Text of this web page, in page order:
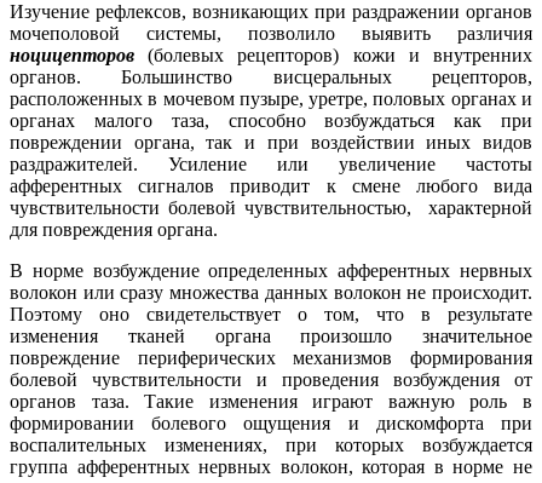
Изучение рефлексов, возникающих при раздражении органов
мочеполовой системы, позволило выявить различия
ноцицепторов (болевых рецепторов) кожи и внутренних
органов. Большинство висцеральных рецепторов,
расположенных в мочевом пузыре, уретре, половых органах и
органах малого таза, способно возбуждаться как при
повреждении органа, так и при воздействии иных видов
раздражителей. Усиление или увеличение частоты
афферентных сигналов приводит к смене любого вида
чувствительности болевой чувствительностью, характерной
для повреждения органа.
В норме возбуждение определенных афферентных нервных
волокон или сразу множества данных волокон не происходит.
Поэтому оно свидетельствует о том, что в результате
изменения тканей органа произошло значительное
повреждение периферических механизмов формирования
болевой чувствительности и проведения возбуждения от
органов таза. Такие изменения играют важную роль в
формировании болевого ощущения и дискомфорта при
воспалительных изменениях, при которых возбуждается
группа афферентных нервных волокон, которая в норме не